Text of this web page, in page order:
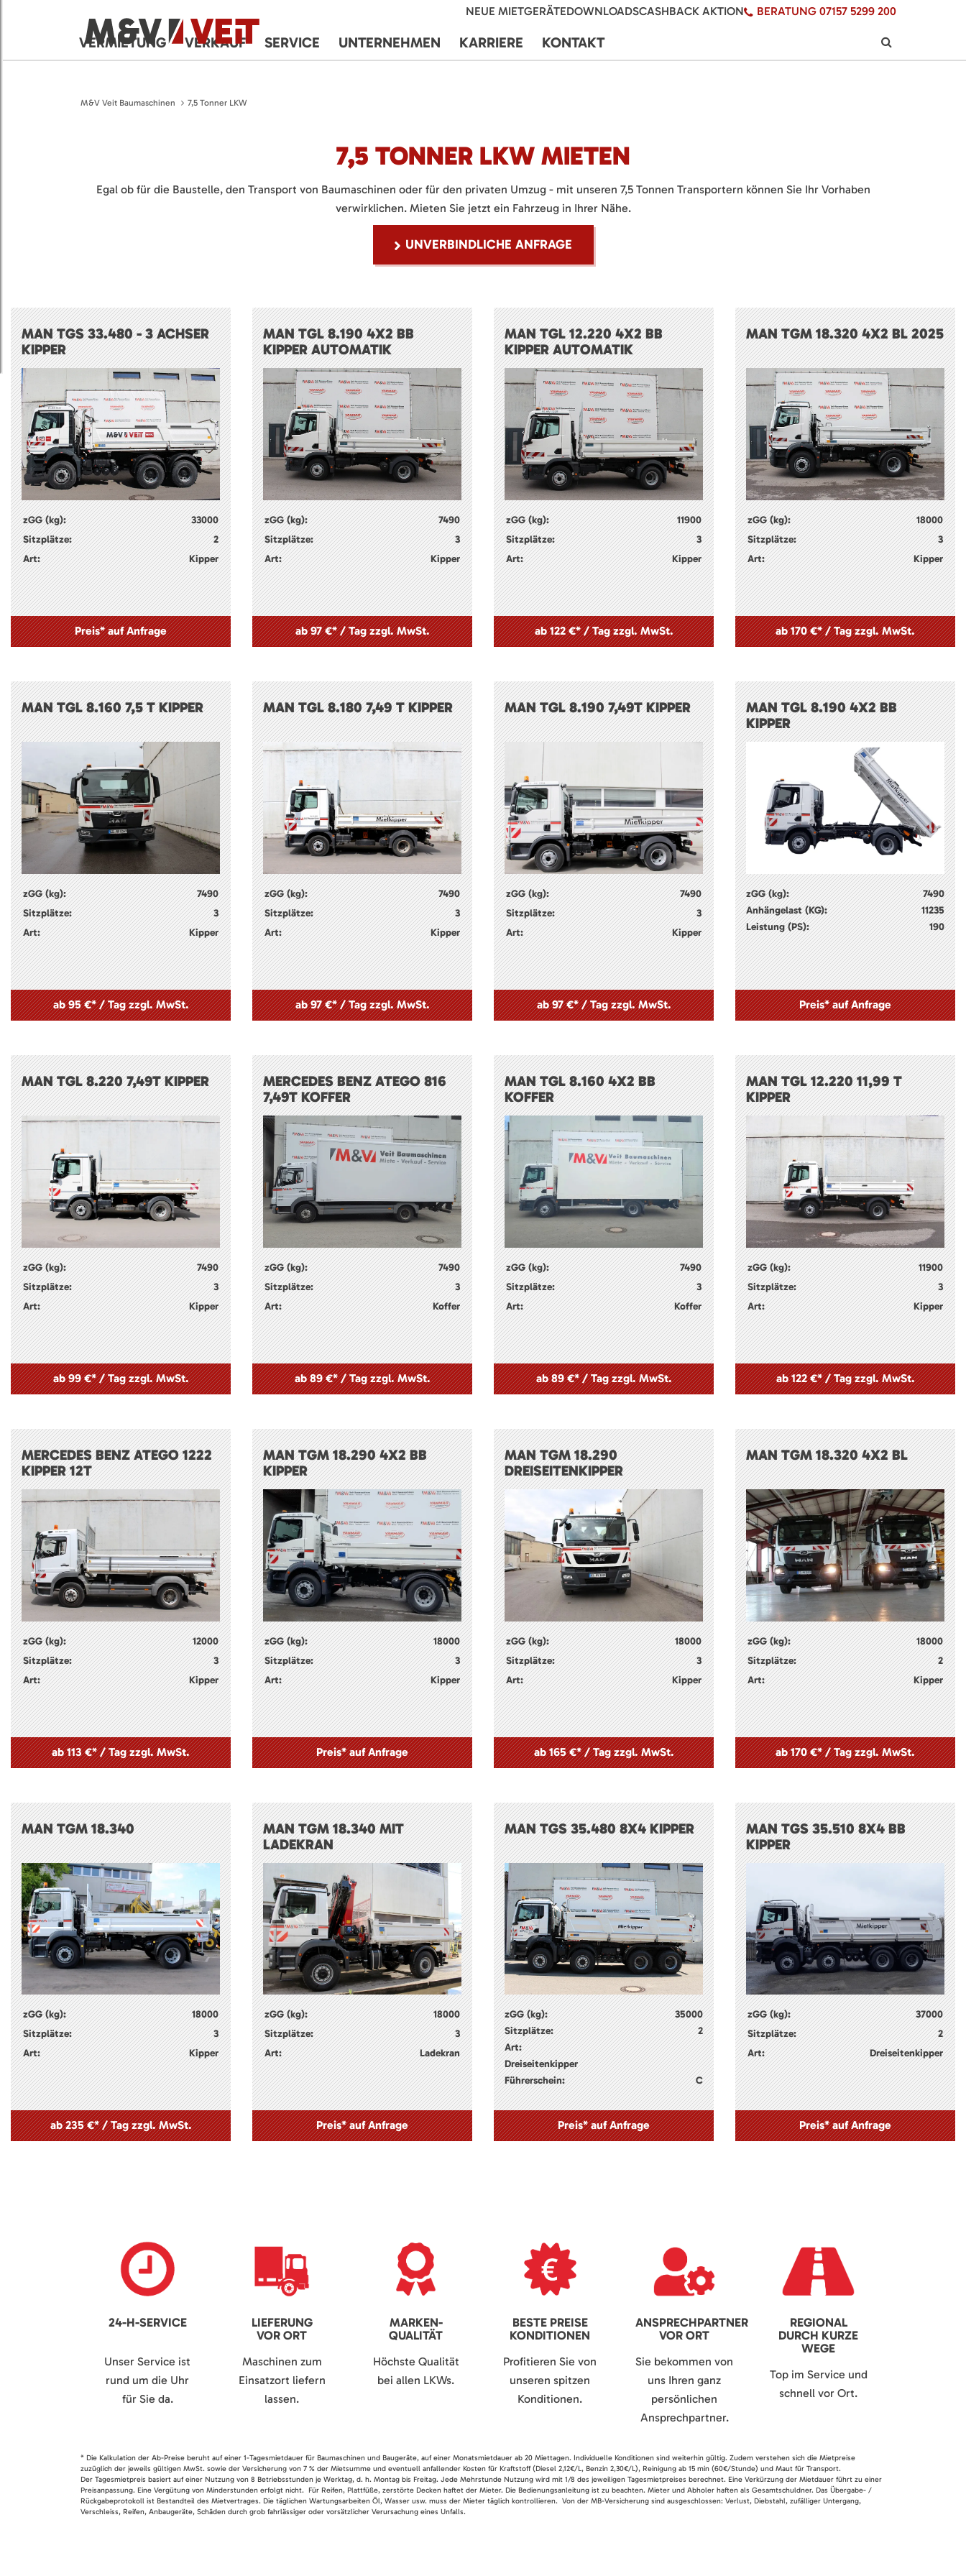
NEUE MIETGERÄTEDOWNLOADSCASHBACK AKTION BERATUNG 07157 5299 200
VERMIETUNG VERKAUF SERVICE UNTERNEHMEN KARRIERE KONTAKT
M&V Veit Baumaschinen 7,5 Tonner LKW
7,5 TONNER LKW MIETEN
Egal ob für die Baustelle, den Transport von Baumaschinen oder für den privaten Umzug - mit unseren 7,5 Tonnen Transportern können Sie Ihr Vorhaben
verwirklichen. Mieten Sie jetzt ein Fahrzeug in Ihrer Nähe.
UNVERBINDLICHE ANFRAGE
MAN TGS 33.480 - 3 ACHSER
KIPPER
zGG (kg):
33000
Sitzplätze:
2
Art:
Kipper
Preis* auf Anfrage
MAN TGL 8.190 4X2 BB
KIPPER AUTOMATIK
zGG (kg):
7490
Sitzplätze:
3
Art:
Kipper
ab 97 €* / Tag zzgl. MwSt.
MAN TGL 12.220 4X2 BB
KIPPER AUTOMATIK
zGG (kg):
11900
Sitzplätze:
3
Art:
Kipper
ab 122 €* / Tag zzgl. MwSt.
MAN TGM 18.320 4X2 BL 2025
zGG (kg):
18000
Sitzplätze:
3
Art:
Kipper
ab 170 €* / Tag zzgl. MwSt.
MAN TGL 8.160 7,5 T KIPPER
zGG (kg):
7490
Sitzplätze:
3
Art:
Kipper
ab 95 €* / Tag zzgl. MwSt.
MAN TGL 8.180 7,49 T KIPPER
zGG (kg):
7490
Sitzplätze:
3
Art:
Kipper
ab 97 €* / Tag zzgl. MwSt.
MAN TGL 8.190 7,49T KIPPER
zGG (kg):
7490
Sitzplätze:
3
Art:
Kipper
ab 97 €* / Tag zzgl. MwSt.
MAN TGL 8.190 4X2 BB
KIPPER
zGG (kg):
7490
Anhängelast (KG):
11235
Leistung (PS):
190
Preis* auf Anfrage
MAN TGL 8.220 7,49T KIPPER
zGG (kg):
7490
Sitzplätze:
3
Art:
Kipper
ab 99 €* / Tag zzgl. MwSt.
MERCEDES BENZ ATEGO 816
7,49T KOFFER
zGG (kg):
7490
Sitzplätze:
3
Art:
Koffer
ab 89 €* / Tag zzgl. MwSt.
MAN TGL 8.160 4X2 BB
KOFFER
zGG (kg):
7490
Sitzplätze:
3
Art:
Koffer
ab 89 €* / Tag zzgl. MwSt.
MAN TGL 12.220 11,99 T
KIPPER
zGG (kg):
11900
Sitzplätze:
3
Art:
Kipper
ab 122 €* / Tag zzgl. MwSt.
MERCEDES BENZ ATEGO 1222
KIPPER 12T
zGG (kg):
12000
Sitzplätze:
3
Art:
Kipper
ab 113 €* / Tag zzgl. MwSt.
MAN TGM 18.290 4X2 BB
KIPPER
zGG (kg):
18000
Sitzplätze:
3
Art:
Kipper
Preis* auf Anfrage
MAN TGM 18.290
DREISEITENKIPPER
zGG (kg):
18000
Sitzplätze:
3
Art:
Kipper
ab 165 €* / Tag zzgl. MwSt.
MAN TGM 18.320 4X2 BL
zGG (kg):
18000
Sitzplätze:
2
Art:
Kipper
ab 170 €* / Tag zzgl. MwSt.
MAN TGM 18.340
zGG (kg):
18000
Sitzplätze:
3
Art:
Kipper
ab 235 €* / Tag zzgl. MwSt.
MAN TGM 18.340 MIT
LADEKRAN
zGG (kg):
18000
Sitzplätze:
3
Art:
Ladekran
Preis* auf Anfrage
MAN TGS 35.480 8X4 KIPPER
zGG (kg):
35000
Sitzplätze:
2
Art:
Dreiseitenkipper
Führerschein:
C
Preis* auf Anfrage
MAN TGS 35.510 8X4 BB
KIPPER
zGG (kg):
37000
Sitzplätze:
2
Art:
Dreiseitenkipper
Preis* auf Anfrage
24-H-SERVICE
Unser Service ist
rund um die Uhr
für Sie da.
LIEFERUNG
VOR ORT
Maschinen zum
Einsatzort liefern
lassen.
MARKEN-
QUALITÄT
Höchste Qualität
bei allen LKWs.
BESTE PREISE
KONDITIONEN
Profitieren Sie von
unseren spitzen
Konditionen.
ANSPRECHPARTNER
VOR ORT
Sie bekommen von
uns Ihren ganz
persönlichen
Ansprechpartner.
REGIONAL
DURCH KURZE
WEGE
Top im Service und
schnell vor Ort.
* Die Kalkulation der Ab-Preise beruht auf einer 1-Tagesmietdauer für Baumaschinen und Baugeräte, auf einer Monatsmietdauer ab 20 Miettagen. Individuelle Konditionen sind weiterhin gültig. Zudem verstehen sich die Mietpreise
zuzüglich der jeweils gültigen MwSt. sowie der Versicherung von 7 % der Mietsumme und eventuell anfallender Kosten für Kraftstoff (Diesel 2,12€/L, Benzin 2,30€/L), Reinigung ab 15 min (60€/Stunde) und Maut für Transport.
Der Tagesmietpreis basiert auf einer Nutzung von 8 Betriebsstunden je Werktag, d. h. Montag bis Freitag. Jede Mehrstunde Nutzung wird mit 1/8 des jeweiligen Tagesmietpreises berechnet. Eine Verkürzung der Mietdauer führt zu einer
Preisanpassung. Eine Vergütung von Minderstunden erfolgt nicht. Für Reifen, Plattfüße, zerstörte Decken haftet der Mieter. Die Bedienungsanleitung ist zu beachten. Mieter und Abholer haften als Gesamtschuldner. Das Übergabe- /
Rückgabeprotokoll ist Bestandteil des Mietvertrages. Die täglichen Wartungsarbeiten Öl, Wasser usw. muss der Mieter täglich kontrollieren. Von der MB-Versicherung sind ausgeschlossen: Verlust, Diebstahl, zufälliger Untergang,
Verschleiss, Reifen, Anbaugeräte, Schäden durch grob fahrlässiger oder vorsätzlicher Verursachung eines Unfalls.